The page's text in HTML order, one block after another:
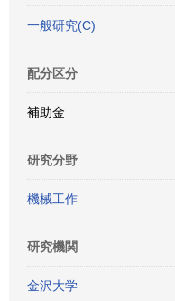
一般研究(C)
配分区分
補助金
研究分野
機械工作
研究機関
金沢大学